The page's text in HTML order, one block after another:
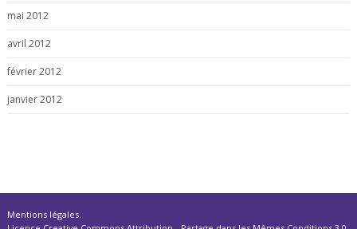
mai 2012
avril 2012
février 2012
janvier 2012
Mentions légales.